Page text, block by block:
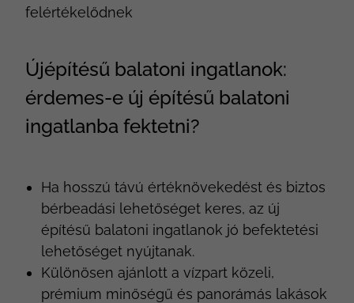
felértékelődnek
Újépítésű balatoni ingatlanok:
érdemes-e új építésű balatoni
ingatlanba fektetni?
Ha hosszú távú értéknövekedést és biztos
bérbeadási lehetőséget keres, az új
építésű balatoni ingatlanok jó befektetési
lehetőséget nyújtanak.
Különösen ajánlott a vízpart közeli,
prémium minőségű és panorámás lakások